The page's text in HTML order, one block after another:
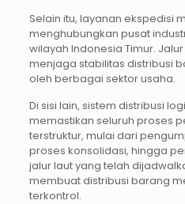
Selain itu, layanan ekspedisi
menghubungkan pusat
wilayah Indonesia Timur.
menjaga stabilitas distribusi
oleh berbagai sektor usaha.
Di sisi lain, sistem distribusi
memastikan seluruh proses
terstruktur, mulai dari
proses konsolidasi, hingga
jalur laut yang telah
membuat distribusi barang
terkontrol.